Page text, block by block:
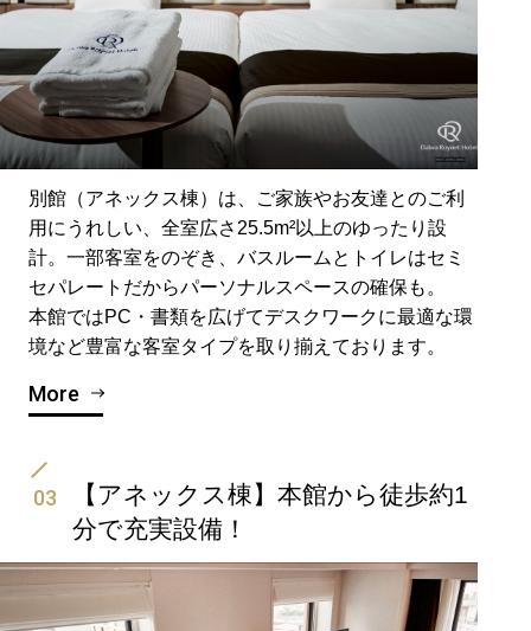
別館（アネックス棟）は、ご家族やお友達とのご利
用にうれしい、全室広さ25.5m²以上のゆったり設
計。一部客室をのぞき、バスルームとトイレはセミ
セパレートだからパーソナルスペースの確保も。
本館ではPC・書類を広げてデスクワークに最適な環
境など豊富な客室タイプを取り揃えております。
More
03
【アネックス棟】本館から徒歩約1
分で充実設備！